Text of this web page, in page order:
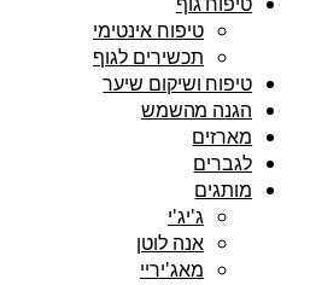
טיפוח אינטימי
תכשירים לגוף
טיפוח ושיקום שיער
הגנה מהשמש
מארזים
לגברים
מותגים
ג'יג'י
אנה לוטן
מאג'יריי